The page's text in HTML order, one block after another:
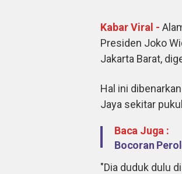
Kabar Viral -
Presiden Joko
Jakarta Barat,
Hal ini
Jaya sekitar
Baca Juga :
Bocoran
"Dia duduk dulu